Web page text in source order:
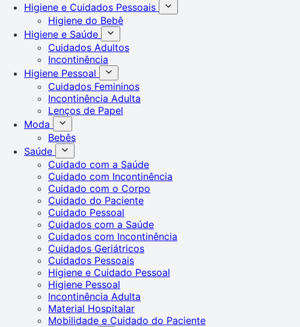
Higiene e Cuidados Pessoais
Higiene do Bebê
Higiene e Saúde
Cuidados Adultos
Incontinência
Higiene Pessoal
Cuidados Femininos
Incontinência Adulta
Lenços de Papel
Moda
Bebês
Saúde
Cuidado com a Saúde
Cuidado com Incontinência
Cuidado com o Corpo
Cuidado do Paciente
Cuidado Pessoal
Cuidados com a Saúde
Cuidados com Incontinência
Cuidados Geriátricos
Cuidados Pessoais
Higiene e Cuidado Pessoal
Higiene Pessoal
Incontinência Adulta
Material Hospitalar
Mobilidade e Cuidado do Paciente